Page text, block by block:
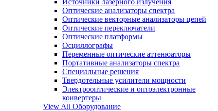
Источники лазерного излучения
Оптические анализаторы спектра
Оптические векторные анализаторы цепей
Оптические переключатели
Оптические платформы
Осциллографы
Переменные оптические аттенюаторы
Портативные анализаторы спектра
Специальные решения
Твердотельные усилители мощности
Электрооптические и оптоэлектронные
конвертеры
View All Оборудование